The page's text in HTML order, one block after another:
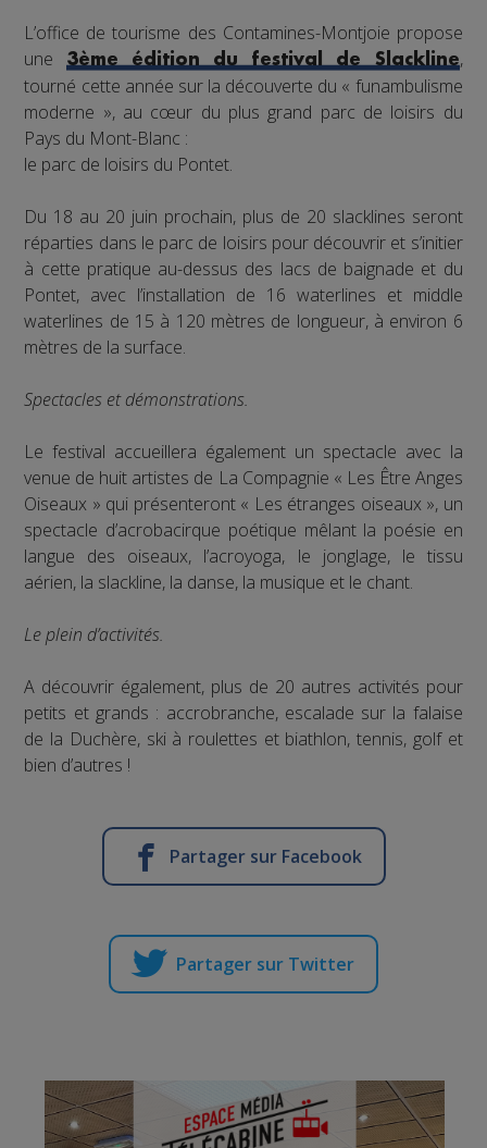
L’office de tourisme des Contamines-Montjoie propose
une
3ème édition du festival de Slackline,
tourné cette année sur la découverte du « funambulisme
moderne », au cœur du plus grand parc de loisirs du
Pays du Mont-Blanc :
le parc de loisirs du Pontet.
Du 18 au 20 juin prochain, plus de 20 slacklines seront
réparties dans le parc de loisirs pour découvrir et s’initier
à cette pratique au-dessus des lacs de baignade et du
Pontet, avec l’installation de 16 waterlines et middle
waterlines de 15 à 120 mètres de longueur, à environ 6
mètres de la surface.
Spectacles et démonstrations.
Le festival accueillera également un spectacle avec la
venue de huit artistes de La Compagnie « Les Être Anges
Oiseaux » qui présenteront « Les étranges oiseaux », un
spectacle d’acrobacirque poétique mêlant la poésie en
langue des oiseaux, l’acroyoga, le jonglage, le tissu
aérien, la slackline, la danse, la musique et le chant.
Le plein d’activités.
A découvrir également, plus de 20 autres activités pour
petits et grands : accrobranche, escalade sur la falaise
de la Duchère, ski à roulettes et biathlon, tennis, golf et
bien d’autres !
Partager sur Facebook
Partager sur Twitter